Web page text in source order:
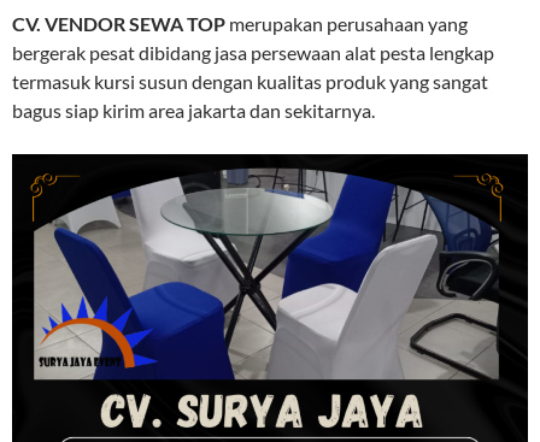
CV. VENDOR SEWA TOP merupakan perusahaan yang
bergerak pesat dibidang jasa persewaan alat pesta lengkap
termasuk kursi susun dengan kualitas produk yang sangat
bagus siap kirim area jakarta dan sekitarnya.